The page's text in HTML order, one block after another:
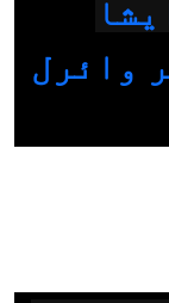
وائرل